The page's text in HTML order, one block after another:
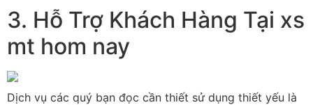
3. Hỗ Trợ Khách Hàng Tại xs
mt hom nay
Dịch vụ các quý bạn đọc cần thiết sử dụng thiết yếu là